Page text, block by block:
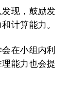
现，鼓励发
计算能力。
在小组内利
能力也会提